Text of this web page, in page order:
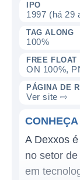
IPO
1997 (há 29
TAG ALONG
100%
FREE FLOAT
ON 100%,
PÁGINA DE RI
Ver site ⇨
A Dexxos
no setor
em